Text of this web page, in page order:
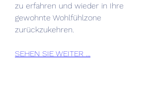
zu erfahren und wieder in Ihre
gewohnte Wohlfühlzone
zurückzukehren.
SEHEN SIE WEITER ...